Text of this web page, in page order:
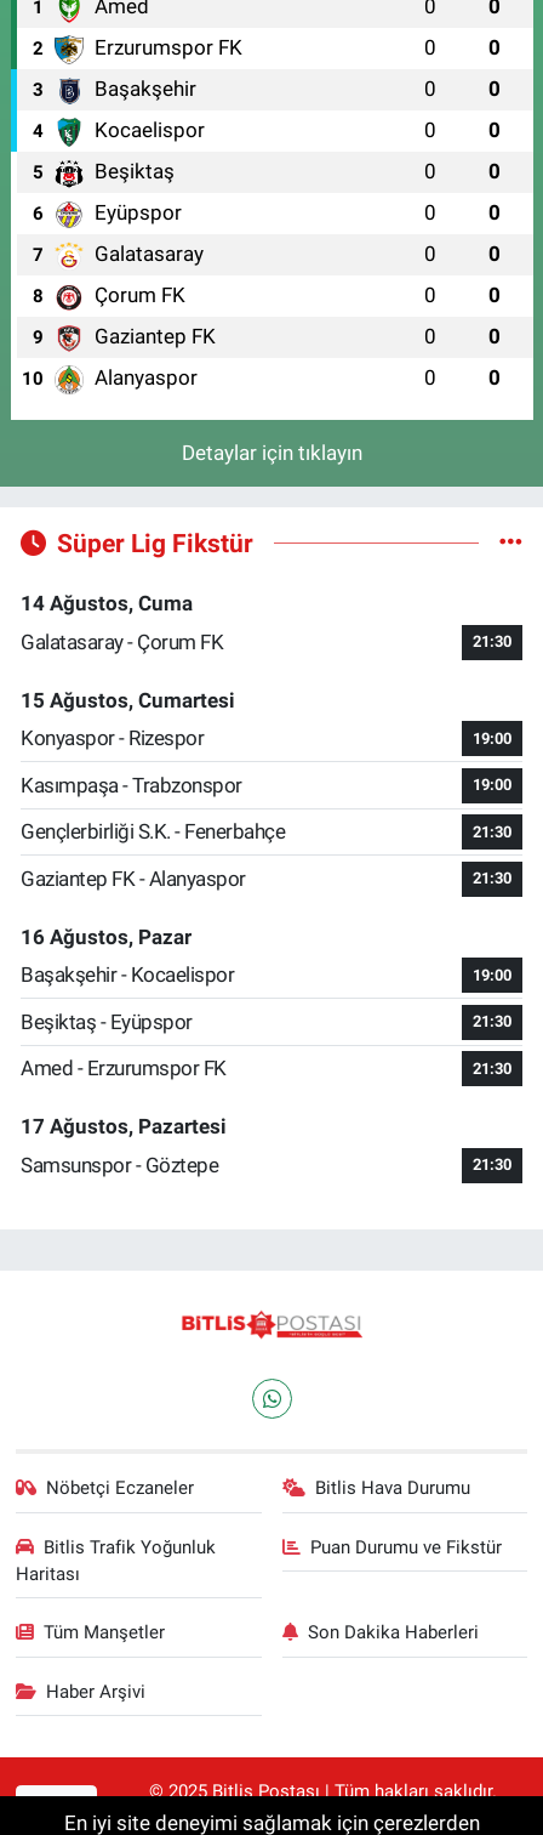
1 Amed 0 0
2 Erzurumspor FK 0 0
3 Başakşehir 0 0
4 Kocaelispor 0 0
5 Beşiktaş 0 0
6 Eyüpspor 0 0
7 Galatasaray 0 0
8 Çorum FK 0 0
9 Gaziantep FK 0 0
10 Alanyaspor 0 0
Detaylar için tıklayın
Süper Lig Fikstür
14 Ağustos, Cuma
Galatasaray - Çorum FK
21:30
15 Ağustos, Cumartesi
Konyaspor - Rizespor
19:00
Kasımpaşa - Trabzonspor 19:00
Gençlerbirliği S.K. - Fenerbahçe 21:30
Gaziantep FK - Alanyaspor 21:30
16 Ağustos, Pazar
Başakşehir - Kocaelispor
19:00
Beşiktaş - Eyüpspor 21:30
Amed - Erzurumspor FK 21:30
17 Ağustos, Pazartesi
Samsunspor - Göztepe
21:30
Nöbetçi Eczaneler Bitlis Hava Durumu
Bitlis Trafik Yoğunluk
Haritası
Puan Durumu ve Fikstür
Tüm Manşetler Son Dakika Haberleri
Haber Arşivi
© 2025 Bitlis Postası | Tüm hakları saklıdır.
Haberler kaynak gösterilmeden alıntılanamaz.
En iyi site deneyimi sağlamak için çerezlerden